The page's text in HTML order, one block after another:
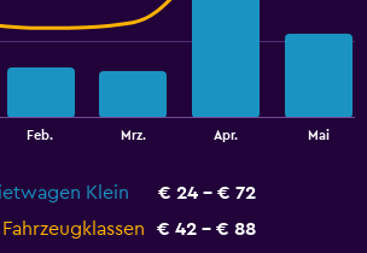
Feb. Mrz. Apr. Mai
Klein
€ 24 - € 72
€ 42 - € 88